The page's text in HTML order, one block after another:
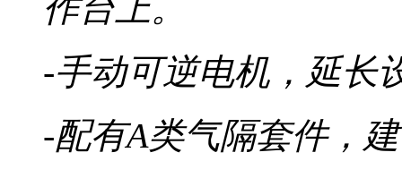
作台上。
-手动可逆电机，延长
-配有A类气隔套件，